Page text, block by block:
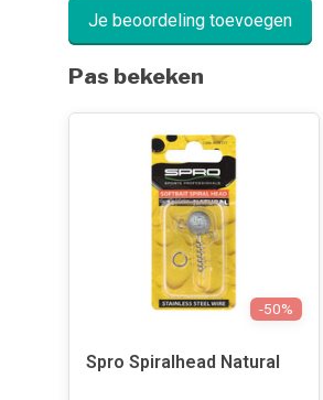
Je beoordeling toevoegen
Pas bekeken
-50%
Spro Spiralhead Natural